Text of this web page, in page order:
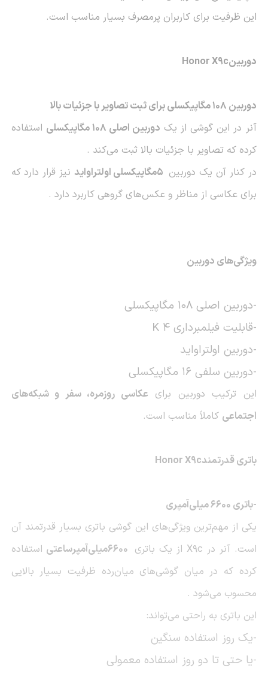
این ظرفیت برای کاربران پرمصرف بسیار مناسب است.
دوربینHonor X9c
دوربین 108 مگاپیکسلی برای ثبت تصاویر با جزئیات بالا
آنر در این گوشی از یک دوربین اصلی 108 مگاپیکسلی
استفاده
کرده که تصاویر با جزئیات بالا ثبت می‌کند.
در کنار آن یک دوربین 5مگاپیکسلی اولتراواید نیز قرار دارد که
برای عکاسی از مناظر و عکس‌های گروهی کاربرد دارد.
ویژگی‌های دوربین
-دوربین اصلی 108 مگاپیکسلی
-قابلیت فیلمبرداری 4
K
-دوربین اولتراواید
-دوربین سلفی 16 مگاپیکسلی
این ترکیب دوربین برای عکاسی روزمره، سفر و شبکه‌های
اجتماعی کاملاً مناسب است.
باتری قدرتمندHonor X9c
-باتری 6600 میلی‌آمپری
یکی از مهم‌ترین ویژگی‌های این گوشی باتری بسیار قدرتمند آن
است. آنر در X9c از یک باتری 6600میلی‌آمپرساعتی استفاده
کرده که در میان گوشی‌های میان‌رده ظرفیت بسیار بالایی
محسوب می‌شود.
این باتری به راحتی می‌تواند:
-یک روز استفاده سنگین
-یا حتی تا دو روز استفاده معمولی